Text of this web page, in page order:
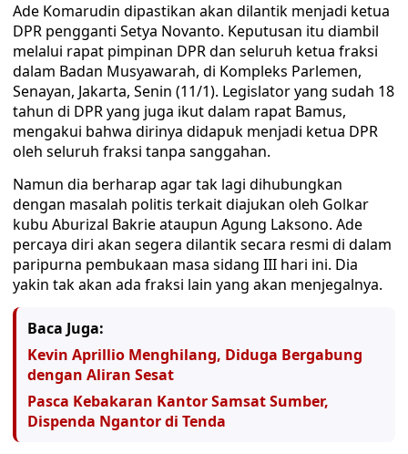
Ade Komarudin dipastikan akan dilantik menjadi ketua
DPR pengganti Setya Novanto. Keputusan itu diambil
melalui rapat pimpinan DPR dan seluruh ketua fraksi
dalam Badan Musyawarah, di Kompleks Parlemen,
Senayan, Jakarta, Senin (11/1). Legislator yang sudah 18
tahun di DPR yang juga ikut dalam rapat Bamus,
mengakui bahwa dirinya didapuk menjadi ketua DPR
oleh seluruh fraksi tanpa sanggahan.
Namun dia berharap agar tak lagi dihubungkan
dengan masalah politis terkait diajukan oleh Golkar
kubu Aburizal Bakrie ataupun Agung Laksono. Ade
percaya diri akan segera dilantik secara resmi di dalam
paripurna pembukaan masa sidang III hari ini. Dia
yakin tak akan ada fraksi lain yang akan menjegalnya.
Baca Juga:
Kevin Aprillio Menghilang, Diduga Bergabung
dengan Aliran Sesat
Pasca Kebakaran Kantor Samsat Sumber,
Dispenda Ngantor di Tenda